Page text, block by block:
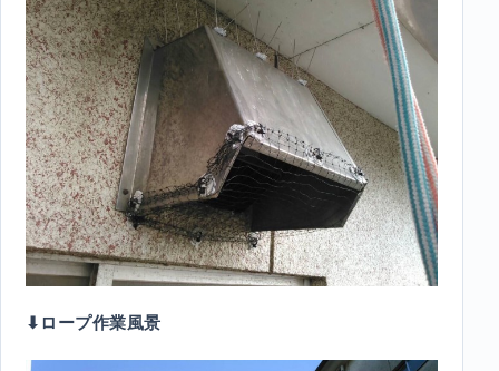
⬇︎ロープ作業風景